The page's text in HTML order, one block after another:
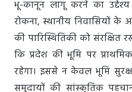
भू-कानून लागू करने का उद्देश्य
रोकना, स्थानीय निवासियों के
की पारिस्थितिकी को संरक्षित
कि प्रदेश की भूमि पर
रहेगा। इससे न केवल भूमि
समुदायों की सांस्कृतिक